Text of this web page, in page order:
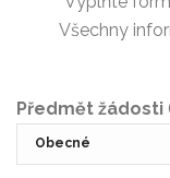
Všechny
Předmět žádosti